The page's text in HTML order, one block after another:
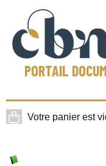
PORTAIL